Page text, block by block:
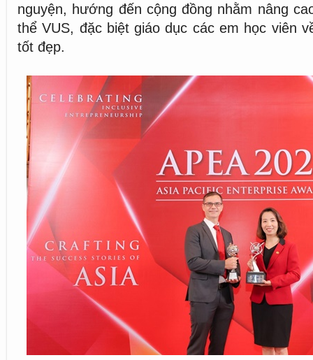
nguyện, hướng đến cộng đồng nhằm nâng
thể VUS, đặc biệt giáo dục các em học viên
tốt đẹp.